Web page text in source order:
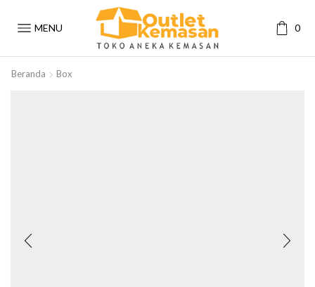
MENU 0
Beranda Box